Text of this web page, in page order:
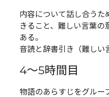
内容について話し合うた
きること、難しい言葉の
ある。
音読と辞書引き（難しい
4～5時間目
物語のあらすじをグルー